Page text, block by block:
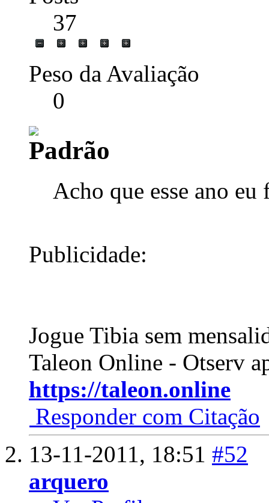
37
Peso da Avaliação
0
Acho que esse ano eu
Publicidade:
Jogue Tibia sem
Taleon Online - Otserv
https://taleon.online
Responder com Citação
13-11-2011, 18:51 #52
arquero